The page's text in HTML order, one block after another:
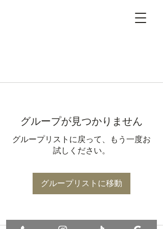
グループが見つかりません
グループリストに戻って、もう一度お
試しください。
グループリストに移動